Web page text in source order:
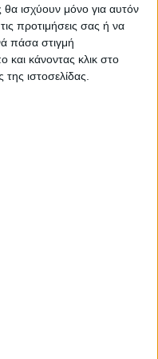
θα ισχύουν μόνο για αυτόν
προτιμήσεις σας ή να
πάσα στιγμή
και κάνοντας κλικ στο
ιστοσελίδας.